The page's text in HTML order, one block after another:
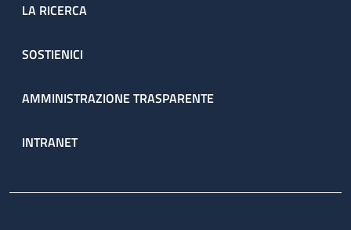
LA RICERCA
SOSTIENICI
AMMINISTRAZIONE TRASPARENTE
INTRANET